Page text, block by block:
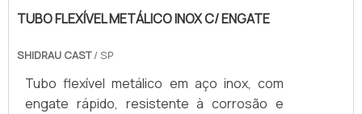
TUBO FLEXÍVEL METÁLICO INOX C/ ENGATE
SHIDRAU CAST/ SP
Tubo flexível metálico em aço inox, com
engate rápido, resistente à corrosão e